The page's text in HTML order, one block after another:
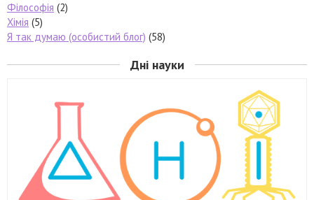
Філософія (2)
Хімія (5)
Я так думаю (особистий блог) (58)
Дні науки